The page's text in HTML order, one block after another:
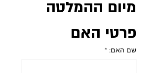
מיום ההמלטה
פרטי האם
שם האם: *